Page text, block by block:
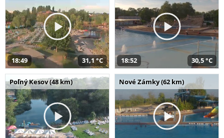
18:49 31,1 °C 18:52 30,5 °C
Poľný Kesov (48 km) Nové Zámky (62 km)